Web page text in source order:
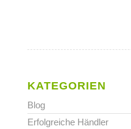
KATEGORIEN
Blog
Erfolgreiche Händler